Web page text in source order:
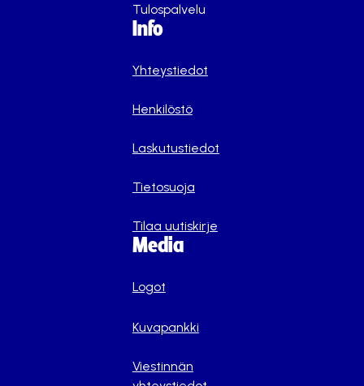
Tulospalvelu
Info
Yhteystiedot
Henkilöstö
Laskutustiedot
Tietosuoja
Tilaa uutiskirje
Media
Logot
Kuvapankki
Viestinnän